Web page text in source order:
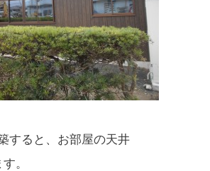
すると、お部屋の天井
。